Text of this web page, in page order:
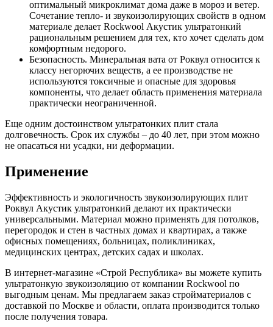
оптимальный микроклимат дома даже в мороз и ветер.
Сочетание тепло- и звукоизолирующих свойств в одном
материале делает Rockwool Акустик ультратонкий
рациональным решением для тех, кто хочет сделать дом
комфортным недорого.
Безопасность. Минеральная вата от Роквул относится к
классу негорючих веществ, а ее производстве не
используются токсичные и опасные для здоровья
компоненты, что делает область применения материала
практически неограниченной.
Еще одним достоинством ультратонких плит стала
долговечность. Срок их службы – до 40 лет, при этом можно
не опасаться ни усадки, ни деформации.
Применение
Эффективность и экологичность звукоизолирующих плит
Роквул Акустик ультратонкий делают их практически
универсальными. Материал можно применять для потолков,
перегородок и стен в частных домах и квартирах, а также
офисных помещениях, больницах, поликлиниках,
медицинских центрах, детских садах и школах.
В интернет-магазине «Строй Республика» вы можете купить
ультратонкую звукоизоляцию от компании Rockwool по
выгодным ценам. Мы предлагаем заказ стройматериалов с
доставкой по Москве и области, оплата производится только
после получения товара.